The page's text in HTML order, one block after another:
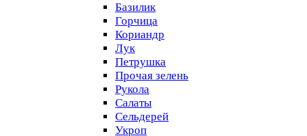
Базилик
Горчица
Кориандр
Лук
Петрушка
Прочая зелень
Рукола
Салаты
Сельдерей
Укроп